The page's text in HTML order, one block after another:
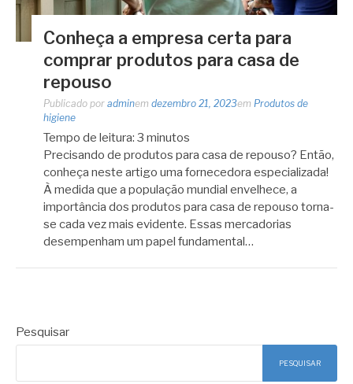
Conheça a empresa certa para
comprar produtos para casa de
repouso
Publicado por adminem dezembro 21, 2023em Produtos de
higiene
Tempo de leitura: 3 minutos
Precisando de produtos para casa de repouso? Então,
conheça neste artigo uma fornecedora especializada!
À medida que a população mundial envelhece, a
importância dos produtos para casa de repouso torna-
se cada vez mais evidente. Essas mercadorias
desempenham um papel fundamental…
Pesquisar
PESQUISAR